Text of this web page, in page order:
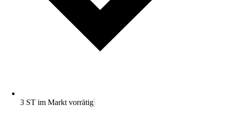
3 ST im Markt vorrätig